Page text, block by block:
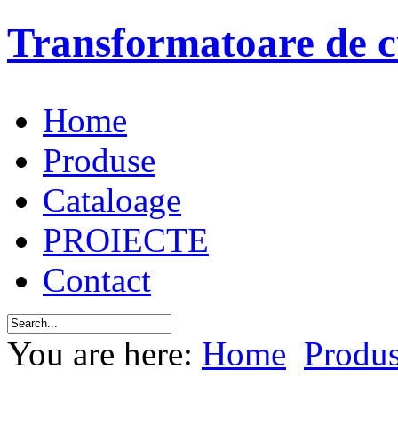
Transformatoare de
Home
Produse
Cataloage
PROIECTE
Contact
You are here: Home